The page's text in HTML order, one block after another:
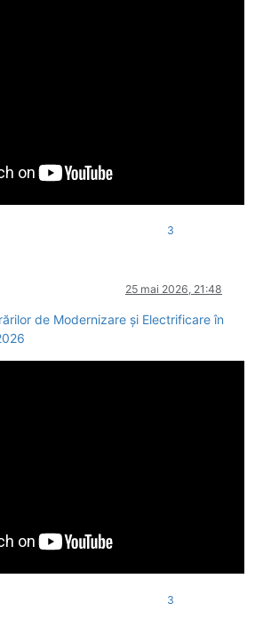
3
25 mai 2026, 21:48
de Modernizare și Electrificare în
3